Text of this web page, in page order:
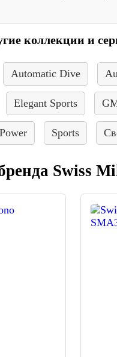
коллекции и
Automatic Dive
Elegant Sports
Sports
Swiss